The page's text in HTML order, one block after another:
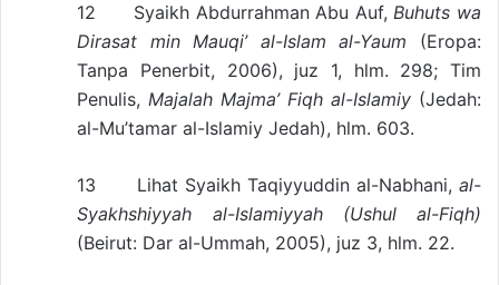
12 Syaikh Abdurrahman Abu Auf,Buhuts wa
Dirasat min Mauqi’ al-Islam al-Yaum (Eropa:
Tanpa Penerbit, 2006), juz 1, hlm. 298; Tim
Penulis,Majalah Majma’ Fiqh al-Islamiy (Jedah:
al-Mu’tamar al-Islamiy Jedah), hlm. 603.
13 Lihat Syaikh Taqiyyuddin al-Nabhani, al-
Syakhshiyyah al-Islamiyyah (Ushul al-Fiqh)
(Beirut: Dar al-Ummah, 2005), juz 3, hlm. 22.